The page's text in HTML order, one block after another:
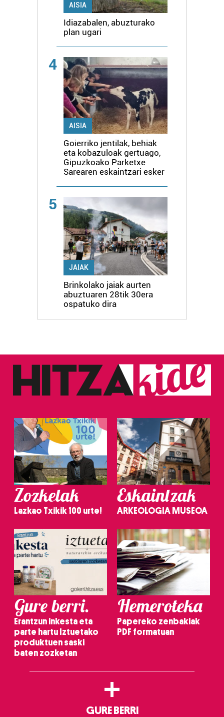
AISIA
Idiazabalen, abuzturako
plan ugari
4
AISIA
Goierriko jentilak, behiak
eta kobazuloak gertuago,
Gipuzkoako Parketxe
Sarearen eskaintzari esker
5
JAIAK
Brinkolako jaiak aurten
abuztuaren 28tik 30era
ospatuko dira
Zozketak
Lazkao Txikik 100 urte!
Eskaintzak
ARKEOLOGIA MUSEOA
Gure berri.
Erantzun inkesta eta
parte hartu Iztuetako
produktuen saski
baten zozketan
Hemeroteka
Papereko zenbakiak
PDF formatuan
+
GURE BERRI